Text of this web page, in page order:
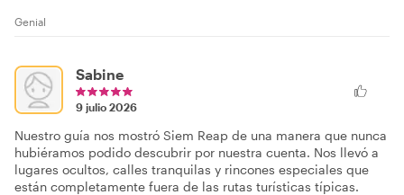
Genial
Sabine
9 julio 2026
Nuestro guía nos mostró Siem Reap de una manera que nunca
hubiéramos podido descubrir por nuestra cuenta. Nos llevó a
lugares ocultos, calles tranquilas y rincones especiales que
están completamente fuera de las rutas turísticas típicas.